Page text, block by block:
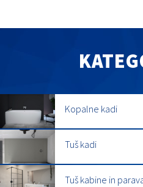
Kopalne kadi
Tuš kadi
Tuš kabine in